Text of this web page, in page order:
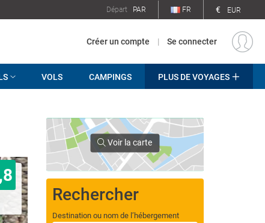
Départ PAR FR € EUR
Créer un compte | Se connecter
VOLS CAMPINGS PLUS DE VOYAGES
Voir la carte
Rechercher
Destination ou nom de l’hébergement